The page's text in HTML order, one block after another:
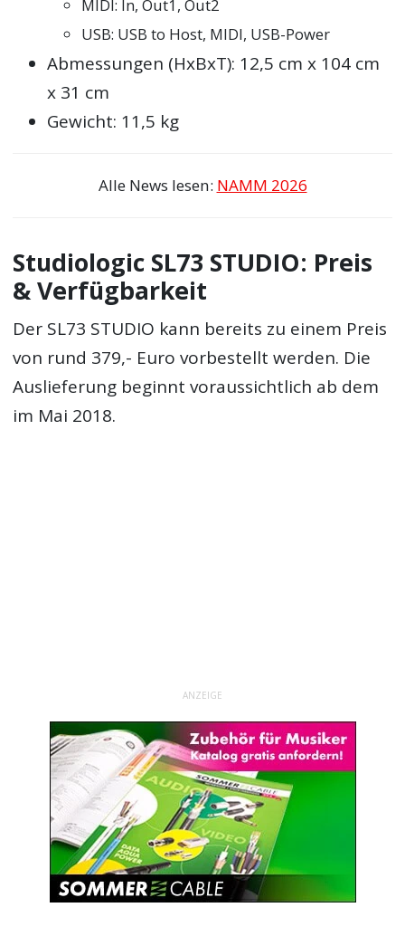
MIDI: In, Out1, Out2
USB: USB to Host, MIDI, USB-Power
Abmessungen (HxBxT): 12,5 cm x 104 cm
x 31 cm
Gewicht: 11,5 kg
Alle News lesen: NAMM 2026
Studiologic SL73 STUDIO: Preis
& Verfügbarkeit
Der SL73 STUDIO kann bereits zu einem Preis
von rund 379,- Euro vorbestellt werden. Die
Auslieferung beginnt voraussichtlich ab dem
im Mai 2018.
ANZEIGE